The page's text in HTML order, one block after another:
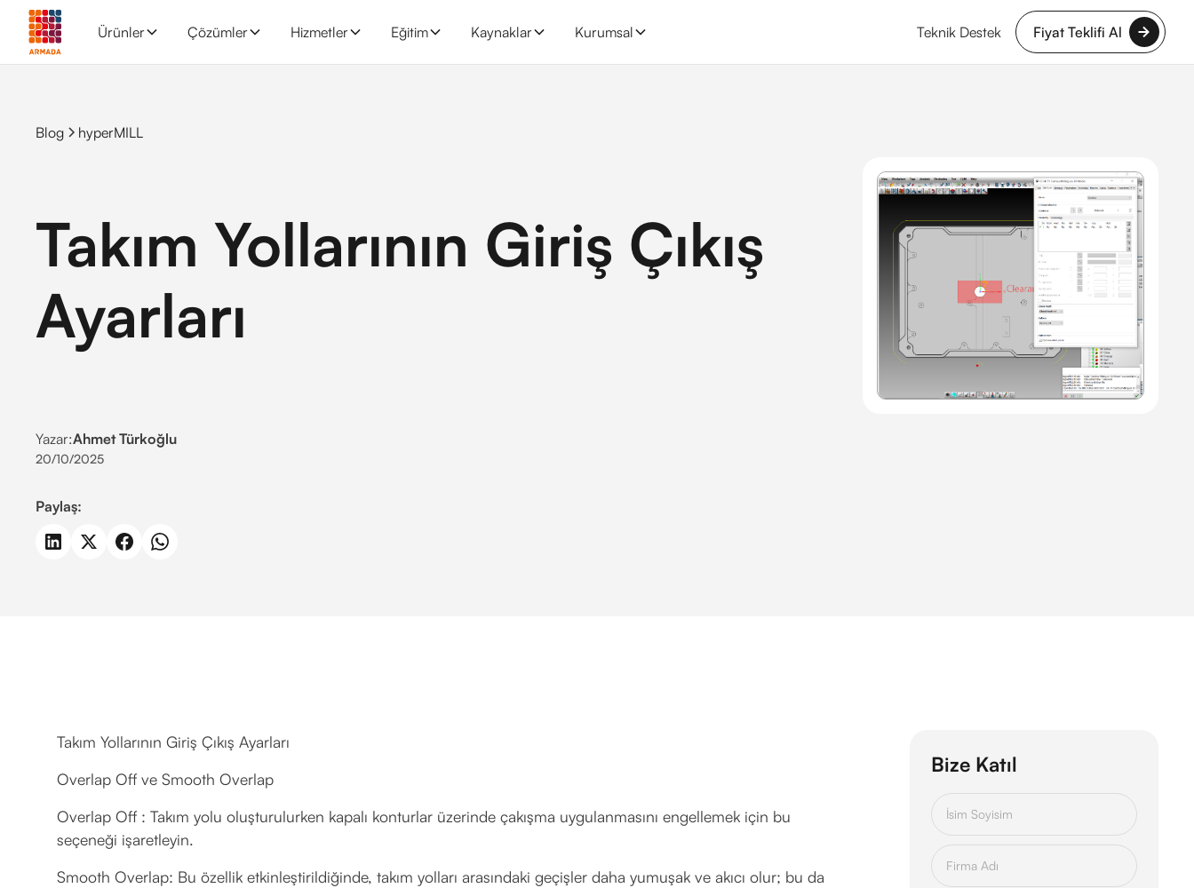
Ürünler Çözümler Hizmetler Eğitim Kaynaklar Kurumsal Teknik Destek Fiyat Teklifi Al
Blog hyperMILL
Takım Yollarının Giriş Çıkış
Ayarları
Yazar:Ahmet Türkoğlu
20/10/2025
Paylaş:
Takım Yollarının Giriş Çıkış Ayarları
Overlap Off ve Smooth Overlap
Overlap Off : Takım yolu oluşturulurken kapalı konturlar üzerinde çakışma uygulanmasını engellemek için bu
seçeneği işaretleyin.
Smooth Overlap: Bu özellik etkinleştirildiğinde, takım yolları arasındaki geçişler daha yumuşak ve akıcı olur; bu da
Bize Katıl